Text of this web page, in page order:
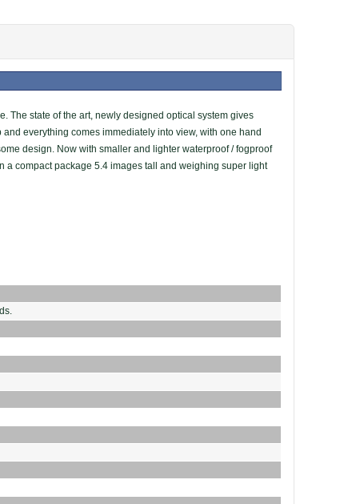
The state of the art, newly designed optical system gives
everything comes immediately into view, with one hand
design. Now with smaller and lighter waterproof / fogproof
a compact package 5.4 images tall and weighing super light